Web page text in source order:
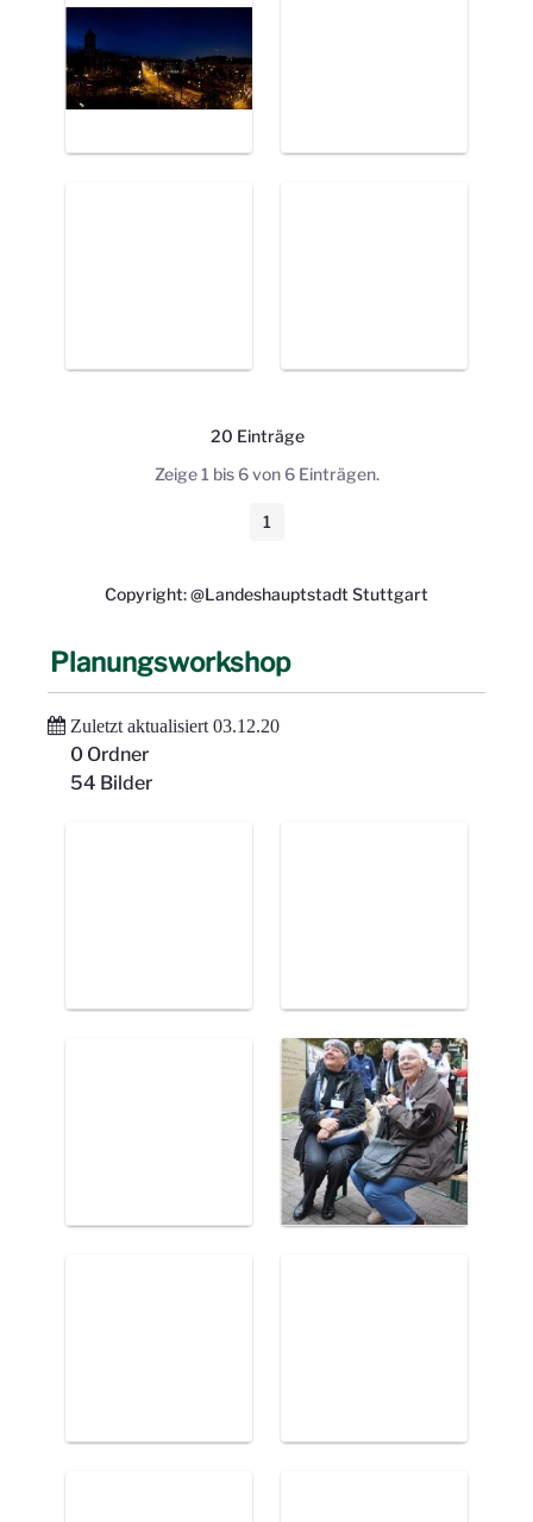
20 Einträge
Pro Seite
Zeige 1 bis 6 von 6 Einträgen.
Seite
1
Copyright: @Landeshauptstadt Stuttgart
Planungsworkshop
Zuletzt aktualisiert 03.12.20
0 Ordner
54 Bilder